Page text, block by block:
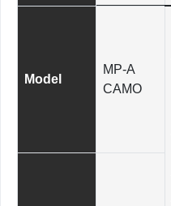
Model
MP-A
CAMO